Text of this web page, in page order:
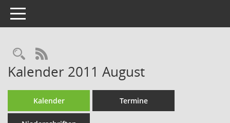
Toggle navigation
RSS-Feed
Kalender 2011 August
Kalender Termine